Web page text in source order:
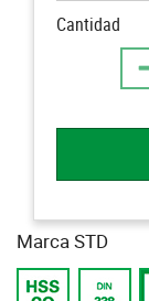
Cantidad
Marca STD